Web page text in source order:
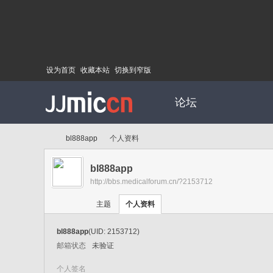
设为首页 收藏本站 切换到窄版
论坛
›
bl888app 个人资料
bl888app
http://bbs.medicalforum.cn/?2153712
主题 个人资料
bl888app(UID: 2153712)
邮箱状态
未验证
个人签名